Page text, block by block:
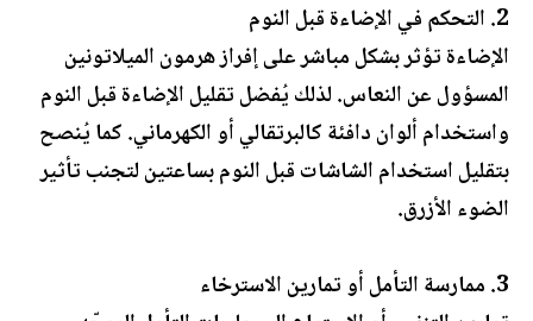
2. التحكم في الإضاءة قبل النوم
الإضاءة تؤثر بشكل مباشر على إفراز هرمون الميلاتونين
المسؤول عن النعاس. لذلك يُفضل تقليل الإضاءة قبل النوم
واستخدام ألوان دافئة كالبرتقالي أو الكهرماني. كما يُنصح
بتقليل استخدام الشاشات قبل النوم بساعتين لتجنب تأثير
الضوء الأزرق.
3. ممارسة التأمل أو تمارين الاسترخاء